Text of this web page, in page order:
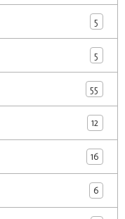
5
5
55
12
16
6